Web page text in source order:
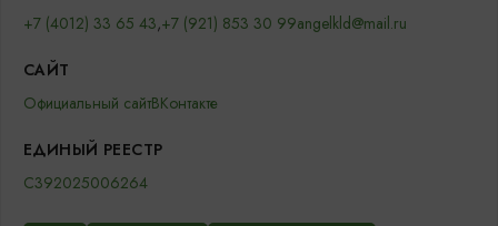
+7 (4012) 33 65 43,+7 (921) 853 30 99angelkld@mail.ru
САЙТ
Официальный сайтВКонтакте
ЕДИНЫЙ РЕЕСТР
С392025006264